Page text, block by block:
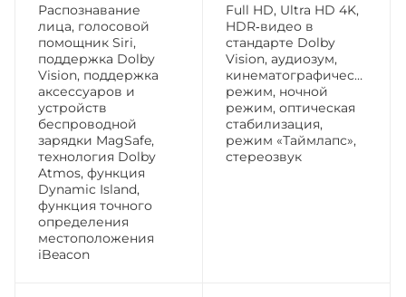
Распознавание
лица, голосовой
помощник Siri,
поддержка Dolby
Vision, поддержка
аксессуаров и
устройств
беспроводной
зарядки MagSafe,
технология Dolby
Atmos, функция
Dynamic Island,
функция точного
определения
местоположения
iBeacon
Full HD, Ultra HD 4K,
HDR‑видео в
стандарте Dolby
Vision, аудиозум,
кинематографический
режим, ночной
режим, оптическая
стабилизация,
режим «Таймлапс»,
стереозвук